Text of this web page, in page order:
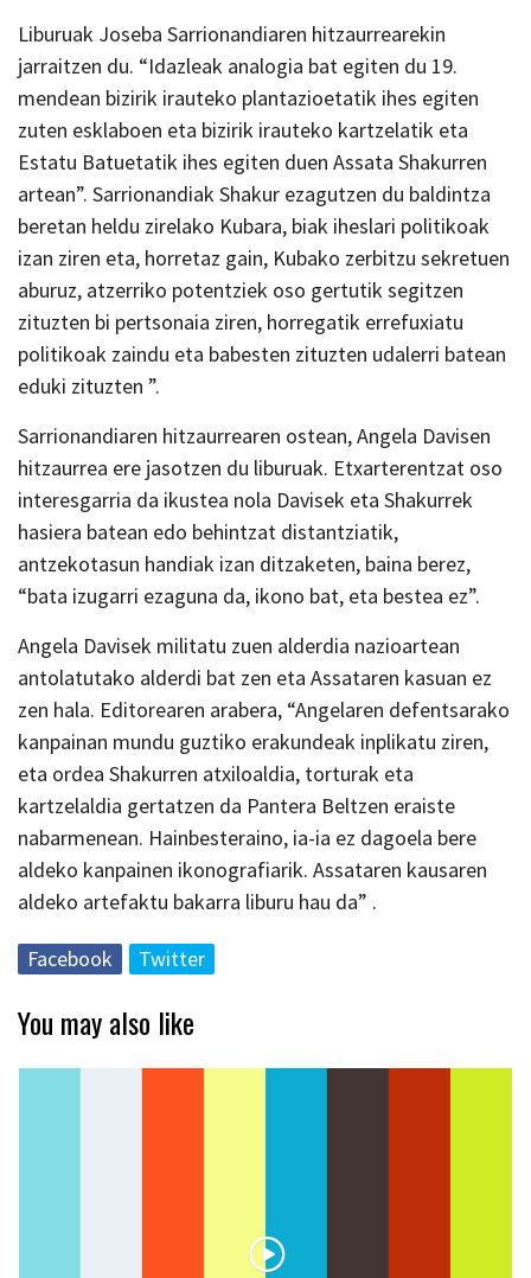
Liburuak Joseba Sarrionandiaren hitzaurrearekin
jarraitzen du. “Idazleak analogia bat egiten du 19.
mendean bizirik irauteko plantazioetatik ihes egiten
zuten esklaboen eta bizirik irauteko kartzelatik eta
Estatu Batuetatik ihes egiten duen Assata Shakurren
artean”. Sarrionandiak Shakur ezagutzen du baldintza
beretan heldu zirelako Kubara, biak iheslari politikoak
izan ziren eta, horretaz gain, Kubako zerbitzu sekretuen
aburuz, atzerriko potentziek oso gertutik segitzen
zituzten bi pertsonaia ziren, horregatik errefuxiatu
politikoak zaindu eta babesten zituzten udalerri batean
eduki zituzten ”.
Sarrionandiaren hitzaurrearen ostean, Angela Davisen
hitzaurrea ere jasotzen du liburuak. Etxarterentzat oso
interesgarria da ikustea nola Davisek eta Shakurrek
hasiera batean edo behintzat distantziatik,
antzekotasun handiak izan ditzaketen, baina berez,
“bata izugarri ezaguna da, ikono bat, eta bestea ez”.
Angela Davisek militatu zuen alderdia nazioartean
antolatutako alderdi bat zen eta Assataren kasuan ez
zen hala. Editorearen arabera, “Angelaren defentsarako
kanpainan mundu guztiko erakundeak inplikatu ziren,
eta ordea Shakurren atxiloaldia, torturak eta
kartzelaldia gertatzen da Pantera Beltzen eraiste
nabarmenean. Hainbesteraino, ia-ia ez dagoela bere
aldeko kanpainen ikonografiarik. Assataren kausaren
aldeko artefaktu bakarra liburu hau da” .
Facebook Twitter
You may also like